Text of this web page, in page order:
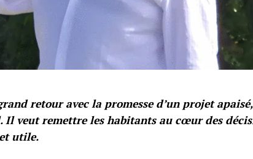
retour avec la promesse d’un projet
Il veut remettre les habitants au cœur des
utile.